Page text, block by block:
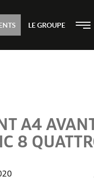
LE GROUPE
A4
8